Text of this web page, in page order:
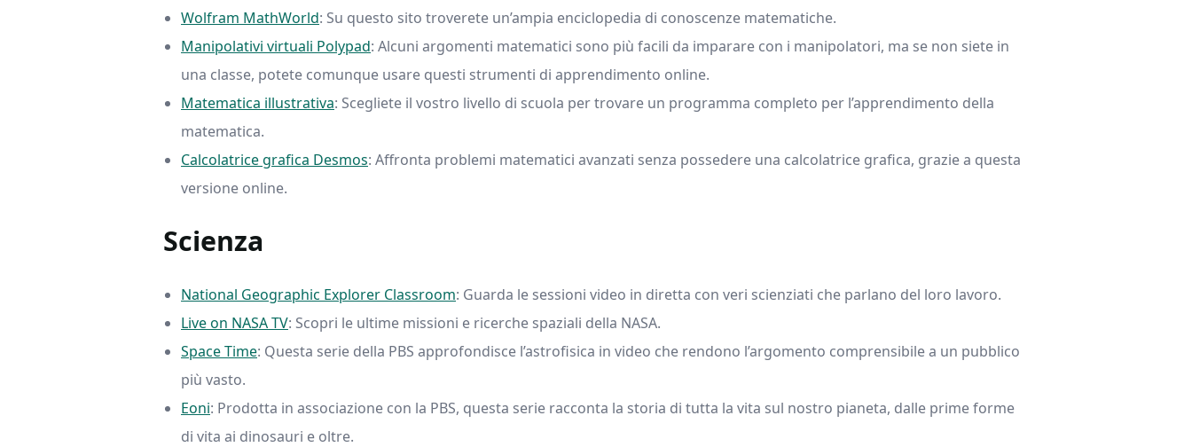
Wolfram MathWorld: Su questo sito troverete un’ampia enciclopedia di conoscenze matematiche.
Manipolativi virtuali Polypad: Alcuni argomenti matematici sono più facili da imparare con i manipolatori, ma se non siete in
una classe, potete comunque usare questi strumenti di apprendimento online.
Matematica illustrativa: Scegliete il vostro livello di scuola per trovare un programma completo per l’apprendimento della
matematica.
Calcolatrice grafica Desmos: Affronta problemi matematici avanzati senza possedere una calcolatrice grafica, grazie a questa
versione online.
Scienza
National Geographic Explorer Classroom: Guarda le sessioni video in diretta con veri scienziati che parlano del loro lavoro.
Live on NASA TV: Scopri le ultime missioni e ricerche spaziali della NASA.
Space Time: Questa serie della PBS approfondisce l’astrofisica in video che rendono l’argomento comprensibile a un pubblico
più vasto.
Eoni: Prodotta in associazione con la PBS, questa serie racconta la storia di tutta la vita sul nostro pianeta, dalle prime forme
di vita ai dinosauri e oltre.